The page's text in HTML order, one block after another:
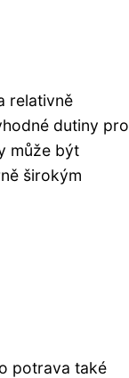
relativně
dutiny pro
může být
širokým
potrava také